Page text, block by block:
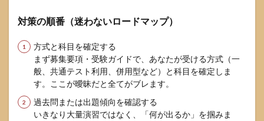
対策の順番（迷わないロードマップ）
方式と科目を確定する
まず募集要項・受験ガイドで、あなたが受ける方式（一
般、共通テスト利用、併用型など）と科目を確定しま
す。ここが曖昧だと全てがブレます。
過去問または出題傾向を確認する
いきなり大量演習ではなく、「何が出るか」を掴みま